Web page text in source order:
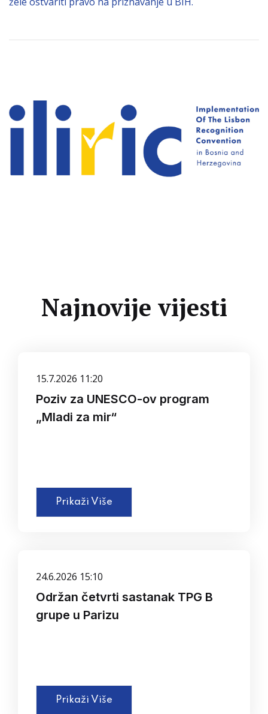
Najnovije vijesti
15.7.2026 11:20
Poziv za UNESCO-ov program
„Mladi za mir“
Prikaži Više
24.6.2026 15:10
Održan četvrti sastanak TPG B
grupe u Parizu
Prikaži Više